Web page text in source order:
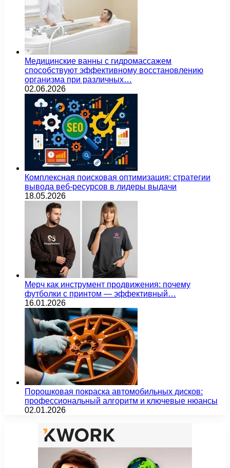
Медицинские ванны с гидромассажем
способствуют эффективному восстановлению
организма при различных…
02.06.2026
Комплексная поисковая оптимизация: стратегии
вывода веб-ресурсов в лидеры выдачи
18.05.2026
Мерч как инструмент продвижения: почему
футболки с принтом — эффективный…
16.01.2026
Порошковая покраска автомобильных дисков:
профессиональный алгоритм и ключевые нюансы
02.01.2026